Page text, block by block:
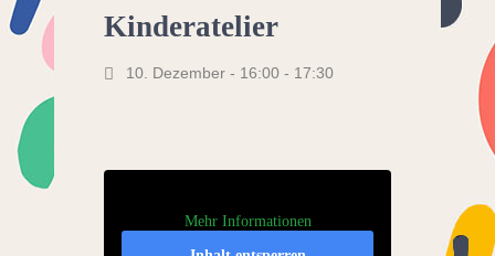
Kinderatelier
10. Dezember - 16:00 - 17:30
Mehr Informationen